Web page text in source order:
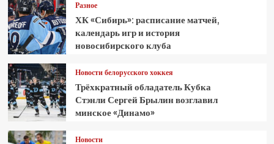
Разное
ХК «Сибирь»: расписание матчей,
календарь игр и история
новосибирского клуба
Новости белорусского хоккея
Трёхкратный обладатель Кубка
Стэнли Сергей Брылин возглавил
минское «Динамо»
Новости